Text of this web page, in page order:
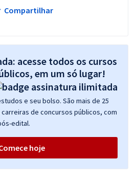
Compartilhar
acesse todos os cursos
em um só lugar!
e seu bolso. São mais de 25
de concursos públicos, com
edital.
hoje